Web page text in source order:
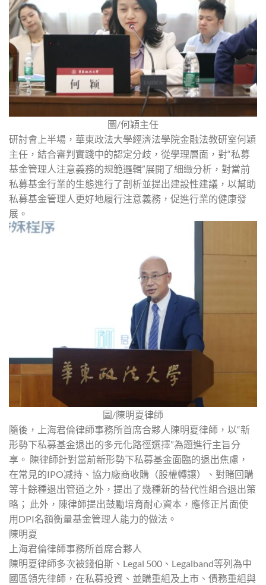
圖/何穎主任
研討會上半場，華東政法大學經濟法學院金融法教研室何穎
主任，結合審判實踐中的認定分歧，從學理層面，對“私募
基金管理人注意義務的規範邏輯”展開了細緻分析，對當前
私募基金行業的生態進行了剖析並提出建設性建議，以幫助
私募基金管理人更好地履行注意義務，促進行業的健康發
展。
圖/陳明夏律師
隨後，上海君倫律師事務所首席合夥人陳明夏律師，以“新
形勢下私募基金退出的多元化路徑選擇”為題進行主旨分
享。 陳律師針對當前新形勢下私募基金面臨的退出焦慮，
在常見的IPO减持、協力廠商收購（股權轉讓）、對賭回購
等十餘種退出管道之外，提出了幾種新的替代性組合退出策
略； 此外，陳律師提出鼓勵培育耐心資本，應修正片面使
用DPI名額衡量基金管理人能力的做法。
陳明夏
上海君倫律師事務所首席合夥人
陳明夏律師多次被錢伯斯、Legal 500、Legalband等列為中
國區領先律師，在私募投資、並購重組及上市、債務重組與